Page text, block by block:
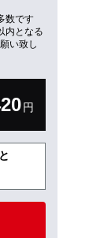
数です
内となる
い致し
円